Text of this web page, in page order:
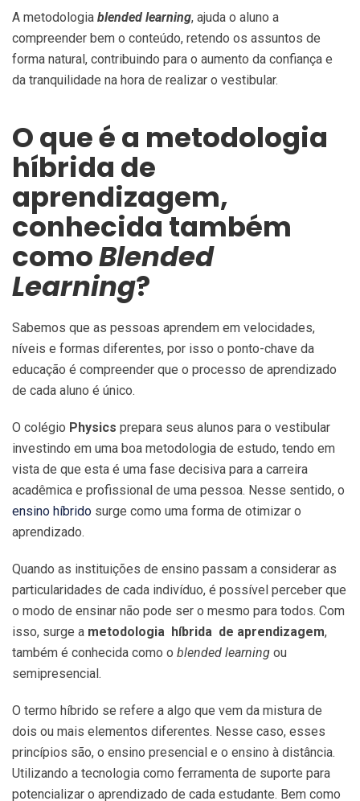
A metodologia blended learning, ajuda o aluno a
compreender bem o conteúdo, retendo os assuntos de
forma natural, contribuindo para o aumento da confiança e
da tranquilidade na hora de realizar o vestibular.
O que é a metodologia
híbrida de
aprendizagem,
conhecida também
comoBlended
Learning?
Sabemos que as pessoas aprendem em velocidades,
níveis e formas diferentes, por isso o ponto-chave da
educação é compreender que o processo de aprendizado
de cada aluno é único.
O colégio Physics prepara seus alunos para o vestibular
investindo em uma boa metodologia de estudo, tendo em
vista de que esta é uma fase decisiva para a carreira
acadêmica e profissional de uma pessoa. Nesse sentido, o
ensino híbrido surge como uma forma de otimizar o
aprendizado.
Quando as instituições de ensino passam a considerar as
particularidades de cada indivíduo, é possível perceber que
o modo de ensinar não pode ser o mesmo para todos. Com
isso, surge a metodologia híbrida de aprendizagem,
também é conhecida como o blended learning ou
semipresencial.
O termo híbrido se refere a algo que vem da mistura de
dois ou mais elementos diferentes. Nesse caso, esses
princípios são, o ensino presencial e o ensino à distância.
Utilizando a tecnologia como ferramenta de suporte para
potencializar o aprendizado de cada estudante. Bem como